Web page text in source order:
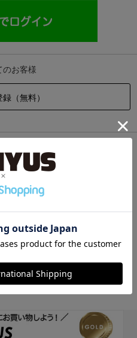
のお客様
いただくと次回以降、そのIDで